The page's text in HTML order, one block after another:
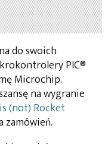
do swoich
PIC®
Microchip.
na wygranie
(not) Rocket
zamówień.